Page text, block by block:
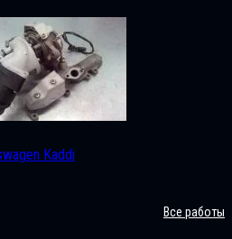
Kaddi
Все работы